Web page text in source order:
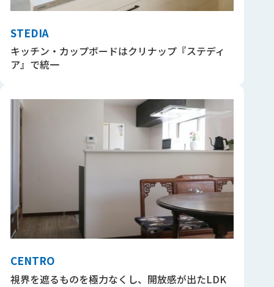
STEDIA
キッチン・カップボードはクリナップ『ステディ
ア』で統一
CENTRO
視界を遮るものを極力なくし、開放感が出たLDK